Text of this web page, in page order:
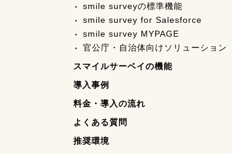
smile surveyの標準機能
smile survey for Salesforce
smile survey MYPAGE
官公庁・自治体向けソリューション
スマイルサーベイの機能
導入事例
料金・導入の流れ
よくある質問
推奨環境